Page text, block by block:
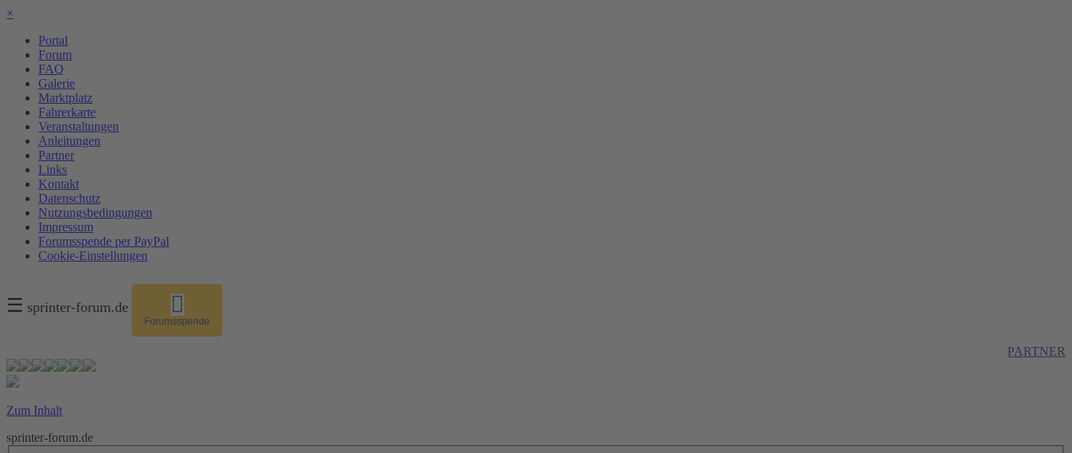
×
Portal
Forum
FAQ
Galerie
Marktplatz
Fahrerkarte
Veranstaltungen
Anleitungen
Partner
Links
Kontakt
Datenschutz
Nutzungsbedingungen
Impressum
Forumsspende per PayPal
Cookie-Einstellungen
☰ sprinter-forum.de
Forumsspende
PARTNER
Zum Inhalt
sprinter-forum.de